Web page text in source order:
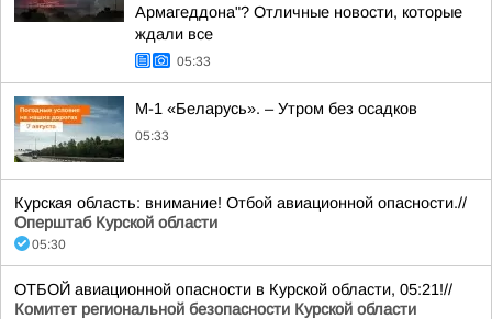
Армагеддона"? Отличные новости, которые
ждали все
05:33
М-1 «Беларусь». – Утром без осадков
05:33
Курская область: внимание! Отбой авиационной опасности.//
Оперштаб Курской области
05:30
ОТБОЙ авиационной опасности в Курской области, 05:21!//
Комитет региональной безопасности Курской области